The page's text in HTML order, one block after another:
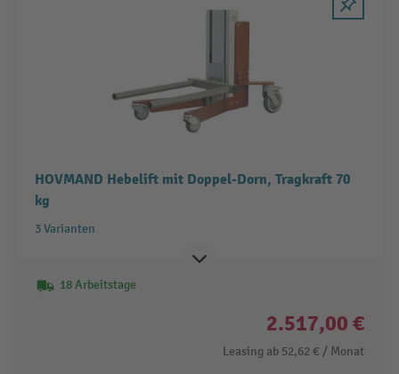
HOVMAND Hebelift mit Doppel-Dorn, Tragkraft 70
kg
3 Varianten
18 Arbeitstage
2.517,00 €
Leasing ab 52,62 € / Monat